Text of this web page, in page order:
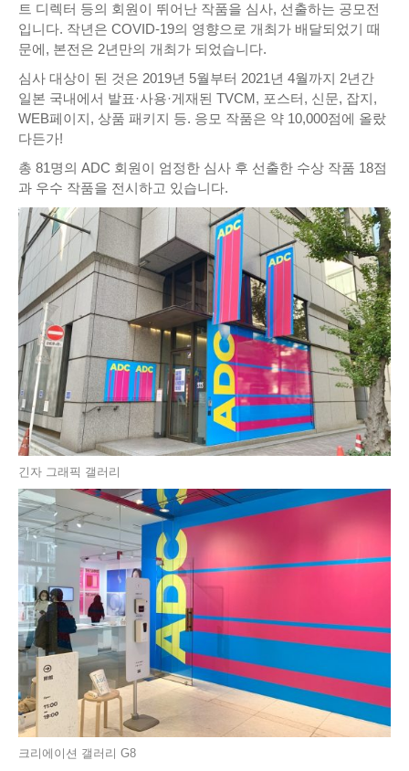
트 디렉터 등의 회원이 뛰어난 작품을 심사, 선출하는 공모전
입니다. 작년은 COVID-19의 영향으로 개최가 배달되었기 때
문에, 본전은 2년만의 개최가 되었습니다.
심사 대상이 된 것은 2019년 5월부터 2021년 4월까지 2년간
일본 국내에서 발표·사용·게재된 TVCM, 포스터, 신문, 잡지,
WEB페이지, 상품 패키지 등. 응모 작품은 약 10,000점에 올랐
다든가!
총 81명의 ADC 회원이 엄정한 심사 후 선출한 수상 작품 18점
과 우수 작품을 전시하고 있습니다.
긴자 그래픽 갤러리
크리에이션 갤러리 G8